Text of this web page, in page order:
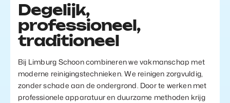
Degelijk,
professioneel,
traditioneel
Bij Limburg Schoon combineren we vakmanschap met
moderne reinigingstechnieken. We reinigen zorgvuldig,
zonder schade aan de ondergrond. Door te werken met
professionele apparatuur en duurzame methoden krijg